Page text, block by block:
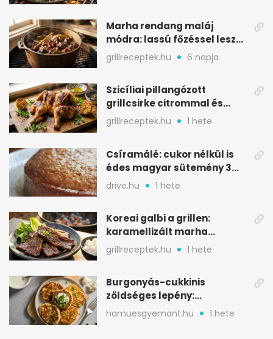
Marha rendang maláj
módra: lassú főzéssel lesz
igazán szaftos
grillreceptek.hu 6 napja
Szicíliai pillangózott
grillcsirke citrommal és
oregánóval
grillreceptek.hu 1 hete
Csíramálé: cukor nélkül is
édes magyar sütemény 3
alapanyagból
drive.hu 1 hete
Koreai galbi a grillen:
karamellizált marha
rövidborda gyorsan
grillreceptek.hu 1 hete
Burgonyás-cukkinis
zöldséges lepény:
aranybarna, szaftos, hús
nélkül is
hamuesgyemant.hu 1 hete